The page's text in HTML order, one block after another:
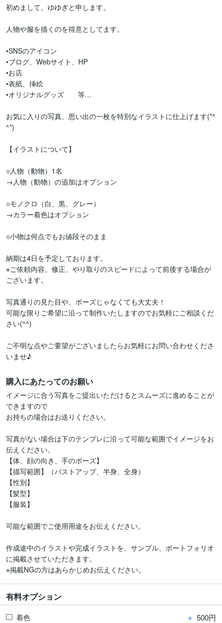
初めまして。ゆゆぎと申します。
人物や服を描くのを得意としてます。
•SNSのアイコン
•ブログ、Webサイト、HP
•お店
•表紙、挿絵
•オリジナルグッズ　　等…
お気に入りの写真、思い出の一枚を特別なイラストに仕上げます(*^
^*)
【イラストについて】
○人物（動物）1名
→人物（動物）の追加はオプション
○モノクロ（白、黒、グレー）
→カラー着色はオプション
○小物は何点でもお値段そのまま
納期は4日を予定しております。
※ご依頼内容、修正、やり取りのスピードによって前後する場合が
ございます。
写真通りの見た目や、ポーズじゃなくても大丈夫！
可能な限りご希望に沿って制作いたしますのでお気軽にご相談くだ
さい(^^)
ご不明な点やご要望がございましたらお気軽にお問い合わせくださ
いませ♪
購入にあたってのお願い
イメージに合う写真をご提出いただけるとスムーズに進めることが
できますので
お持ちの場合はお送りください。
写真がない場合は下のテンプレに沿って可能な範囲でイメージをお
伝えください。
【体、顔の向き、手のポーズ】
【描写範囲】（バストアップ、半身、全身）
【性別】
【髪型】
【服装】
可能な範囲でご使用用途をお伝えください。
作成途中のイラストや完成イラストを、サンプル、ポートフォリオ
に掲載させていただきます。
※掲載NGの方はあらかじめお伝えください。
有料オプション
着色 ＋ 500円